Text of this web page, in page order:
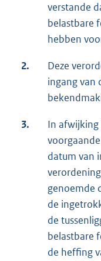
verstande
belastbare
hebben
2.
Deze
ingang van
3.
In afwijking
datum van
genoemde
de
de
belastbare
de heffing